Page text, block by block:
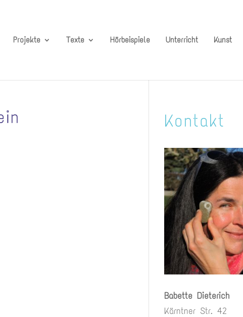
Projekte Texte Hörbeispiele Unterricht Kunst
Kontakt
Babette Dieterich
Kärntner Str. 42